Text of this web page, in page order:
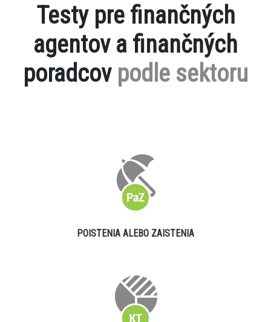
Testy pre finančných
agentov a finančných
poradcov podle sektoru
POISTENIA ALEBO ZAISTENIA